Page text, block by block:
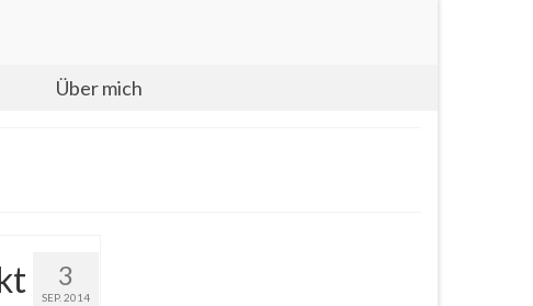
Über mich
3
SEP. 2014